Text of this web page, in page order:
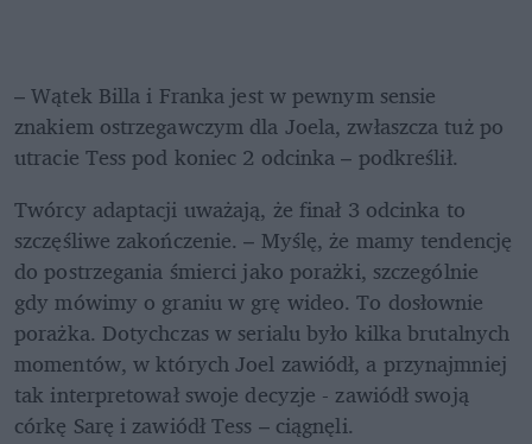
– Wątek Billa i Franka jest w pewnym sensie
znakiem ostrzegawczym dla Joela, zwłaszcza tuż po
utracie Tess pod koniec 2 odcinka – podkreślił.
Twórcy adaptacji uważają, że finał 3 odcinka to
szczęśliwe zakończenie. – Myślę, że mamy tendencję
do postrzegania śmierci jako porażki, szczególnie
gdy mówimy o graniu w grę wideo. To dosłownie
porażka. Dotychczas w serialu było kilka brutalnych
momentów, w których Joel zawiódł, a przynajmniej
tak interpretował swoje decyzje - zawiódł swoją
córkę Sarę i zawiódł Tess – ciągnęli.